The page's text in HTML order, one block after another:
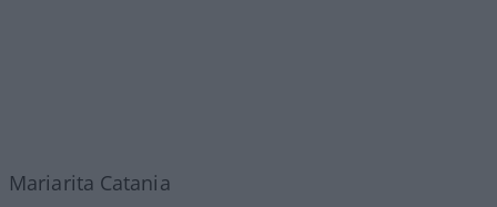
Mariarita Catania